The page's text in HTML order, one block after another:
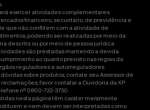
exercer atividades complementares
financeiro, securitário, de previdência e
que não conflitem com a atividade de
podendo ser realizadas por meio da
descrita ou por meio de pessoa jurídica
são prestadas mantendo a devida
ao quanto previsto nas regras da
reguladores e autorreguladores.
sobre produtos, contate seu Assessor de
favor contatar a Ouvidoria da XP
nº 0800-722-3730.
nesta página têm caráter meramente
e nem devem ser interpretadas como